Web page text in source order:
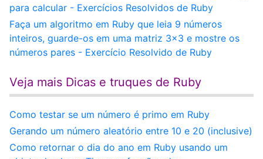
para calcular - Exercícios Resolvidos de Ruby
Faça um algoritmo em Ruby que leia 9 números
inteiros, guarde-os em uma matriz 3x3 e mostre os
números pares - Exercício Resolvido de Ruby
Veja mais Dicas e truques de Ruby
Como testar se um número é primo em Ruby
Gerando um número aleatório entre 10 e 20 (inclusive)
Como retornar o dia do ano em Ruby usando um